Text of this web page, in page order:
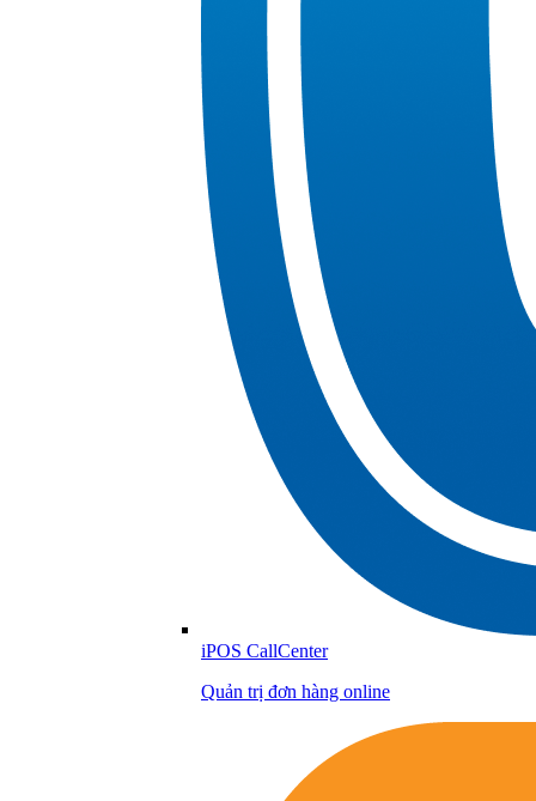
iPOS CallCenter
Quản trị đơn hàng online